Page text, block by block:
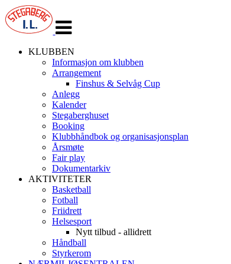
navigasjon
KLUBBEN
Informasjon om klubben
Arrangement
Finshus & Selvåg Cup
Anlegg
Kalender
Stegaberghuset
Booking
Klubbhåndbok og organisasjonsplan
Årsmøte
Fair play
Dokumentarkiv
AKTIVITETER
Basketball
Fotball
Friidrett
Helsesport
Nytt tilbud - allidrett
Håndball
Styrkerom